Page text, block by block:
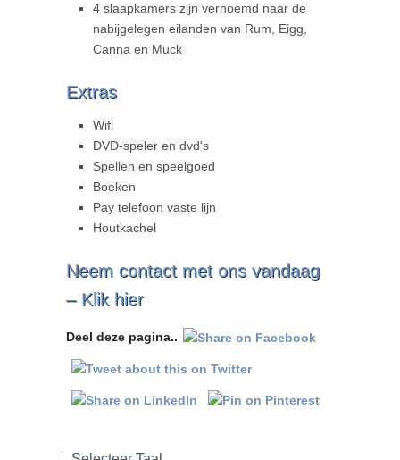
4 slaapkamers zijn vernoemd naar de
nabijgelegen eilanden van Rum, Eigg,
Canna en Muck
Extras
Wifi
DVD-speler en dvd's
Spellen en speelgoed
Boeken
Pay telefoon vaste lijn
Houtkachel
Neem contact met ons vandaag
– Klik hier
Deel deze pagina..